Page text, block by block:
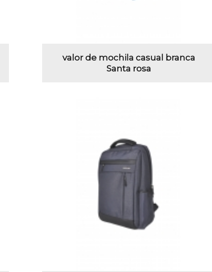
valor de mochila casual branca
Santa rosa